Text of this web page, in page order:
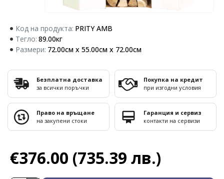
Код на продукта: PRITY AMB
Тегло: 89.00кг
Размери: 72.00см x 55.00см x 72.00см
€376.00 (735.39 лв.)
Безплатна доставка
за всички поръчки
Покупка на кредит
при изгодни условия
Право на връщане
на закупени стоки
Гаранция и сервиз
контакти на сервизи